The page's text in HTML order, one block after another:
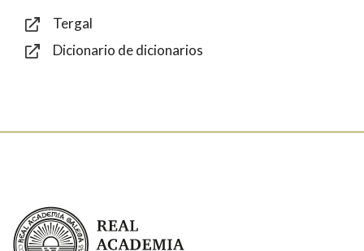
Tergal
Dicionario de dicionarios
Real Academia Galega